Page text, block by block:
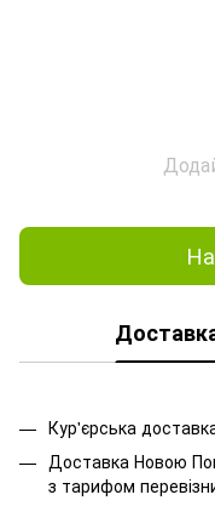
Кур'єрська
Доставка Новою
з тарифом